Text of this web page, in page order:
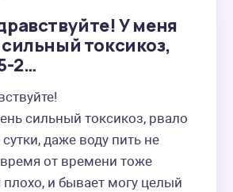
У меня
токсикоз,
2…
сильный токсикоз, рвало
даже воду пить не
от времени тоже
плохо, и бывает могу целый